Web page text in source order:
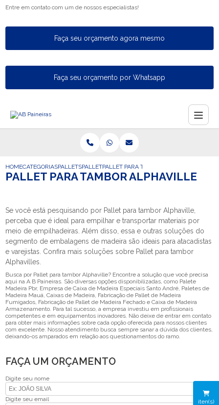
Entre em contato com um de nossos especialistas!
Faça seu orçamento agora mesmo
Faça seu orçamento por Whatsapp
iten(s)
HOMECATEGORIASPALLETSPALLETPALLET PARA TAMBOR ALPHAVILLE
PALLET PARA TAMBOR ALPHAVILLE
Se você está pesquisando por Pallet para tambor Alphaville,
perceba que é ideal para empilhar e transportar materiais por
meio de empilhadeiras. Além disso, essa e outras soluções do
segmento de embalagens de madeira são ideais para atacadistas
e varejistas. Confira mais soluções sobre Pallet para tambor
Alphavilles.
Busca por Pallet para tambor Alphaville? Encontre a solução que você precisa
aqui na A B Paineiras. São diversas opções disponibilizadas, como Palete
Madeira Pbr, Empresa de Caixa de Madeira Especiais Santo André, Paletes de
Madeira Mauá, Caixas de Madeira, Fabricação de Pallet de Madeira
Fumigados, Fabricação de Pallet de Madeira Fechado e Caixa de Madeira
Armazenamento. Para tal sucesso, a empresa investiu em profissionais
competentes e em equipamentos inovadores. Não deixe de entrar em contato
para obter mais informações sobre cada opção oferecida para nossos clientes
com excelente. Nosso atendimento busca sempre sanar a dúvida dos clientes,
deixando-os amparados em relação aos questionamentos do ramo.
FAÇA UM ORÇAMENTO
Digite seu nome
Digite seu email